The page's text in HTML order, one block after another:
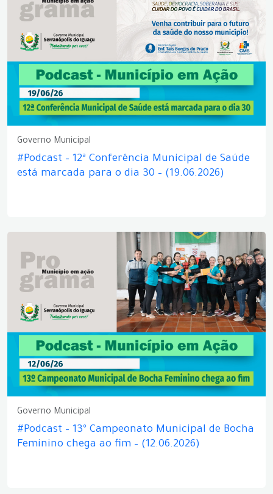
Governo Municipal
#Podcast – 12ª Conferência Municipal de Saúde
está marcada para o dia 30 – (19.06.2026)
Governo Municipal
#Podcast – 13º Campeonato Municipal de Bocha
Feminino chega ao fim – (12.06.2026)